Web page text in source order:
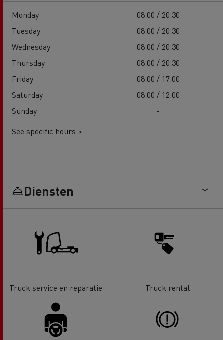
Monday
08:00 / 20:30
Tuesday
08:00 / 20:30
Wednesday
08:00 / 20:30
Thursday
08:00 / 20:30
Friday
08:00 / 17:00
Saturday
08:00 / 12:00
Sunday
-
See specific hours >
Diensten
Truck service en reparatie Truck rental